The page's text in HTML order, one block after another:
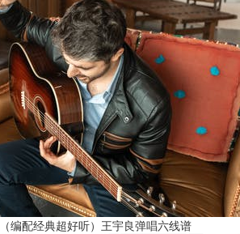
编配经典超好听）王宇良弹唱六线谱